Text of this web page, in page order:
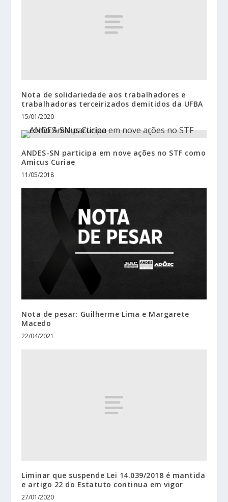
Nota de solidariedade aos trabalhadores e
trabalhadoras terceirizados demitidos da UFBA
15/01/2020
ANDES-SN participa em nove ações no STF como
Amicus Curiae
11/05/2018
Nota de pesar: Guilherme Lima e Margarete
Macedo
22/04/2021
Liminar que suspende Lei 14.039/2018 é mantida
e artigo 22 do Estatuto continua em vigor
27/01/2020